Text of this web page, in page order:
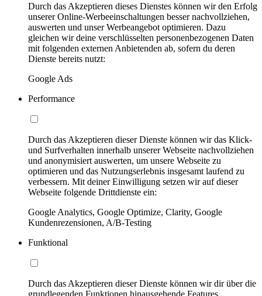
Durch das Akzeptieren dieses Dienstes können wir den Erfolg
unserer Online-Werbeeinschaltungen besser nachvollziehen,
auswerten und unser Werbeangebot optimieren. Dazu
gleichen wir deine verschlüsselten personenbezogenen Daten
mit folgenden externen Anbietenden ab, sofern du deren
Dienste bereits nutzt:
Google Ads
Performance
Durch das Akzeptieren dieser Dienste können wir das Klick-
und Surfverhalten innerhalb unserer Webseite nachvollziehen
und anonymisiert auswerten, um unsere Webseite zu
optimieren und das Nutzungserlebnis insgesamt laufend zu
verbessern. Mit deiner Einwilligung setzen wir auf dieser
Webseite folgende Drittdienste ein:
Google Analytics, Google Optimize, Clarity, Google
Kundenrezensionen, A/B-Testing
Funktional
Durch das Akzeptieren dieser Dienste können wir dir über die
grundlegenden Funktionen hinausgehende Features